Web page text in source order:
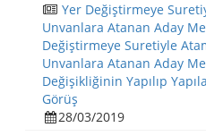
Yer Değiştirmeye
Unvanlara Atanan Aday
Değiştirmeye Suretiyle
Unvanlara Atanan Aday
Değişikliğinin Yapılıp
Görüş
28/03/2019